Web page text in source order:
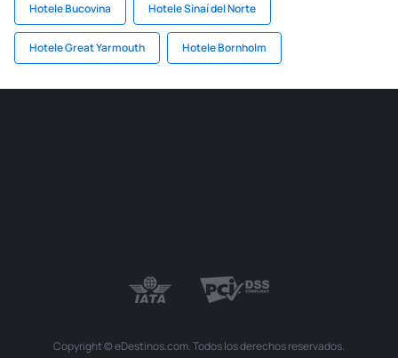
Hotele Bucovina Hotele Sinaí del Norte
Hotele Great Yarmouth Hotele Bornholm
Copyright © eDestinos.com. Todos los derechos reservados.